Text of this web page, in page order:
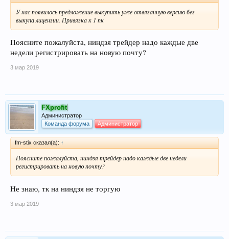
У нас появилось предложение выкупить уже отвязанную версию без
выкупа лицензии. Привязка к 1 пк
Поясните пожалуйста, ниндзя трейдер надо каждые две
недели регистрировать на новую почту?
3 мар 2019
FXprofit
Администратор
Команда форума
Администратор
fm-stix сказал(а): ↑
Поясните пожалуйста, ниндзя трейдер надо каждые две недели
регистрировать на новую почту?
Не знаю, тк на ниндзя не торгую
3 мар 2019